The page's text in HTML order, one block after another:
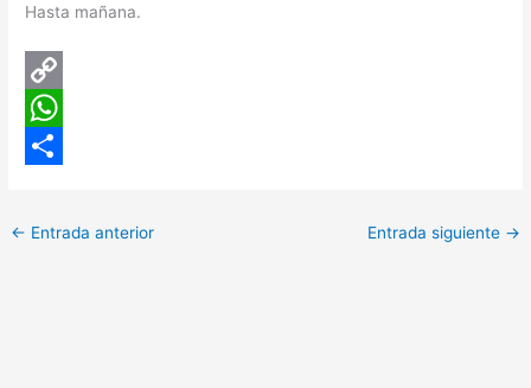
Hasta mañana.
C
o
y
W
ao
← Entrada anterior Entrada siguiente →